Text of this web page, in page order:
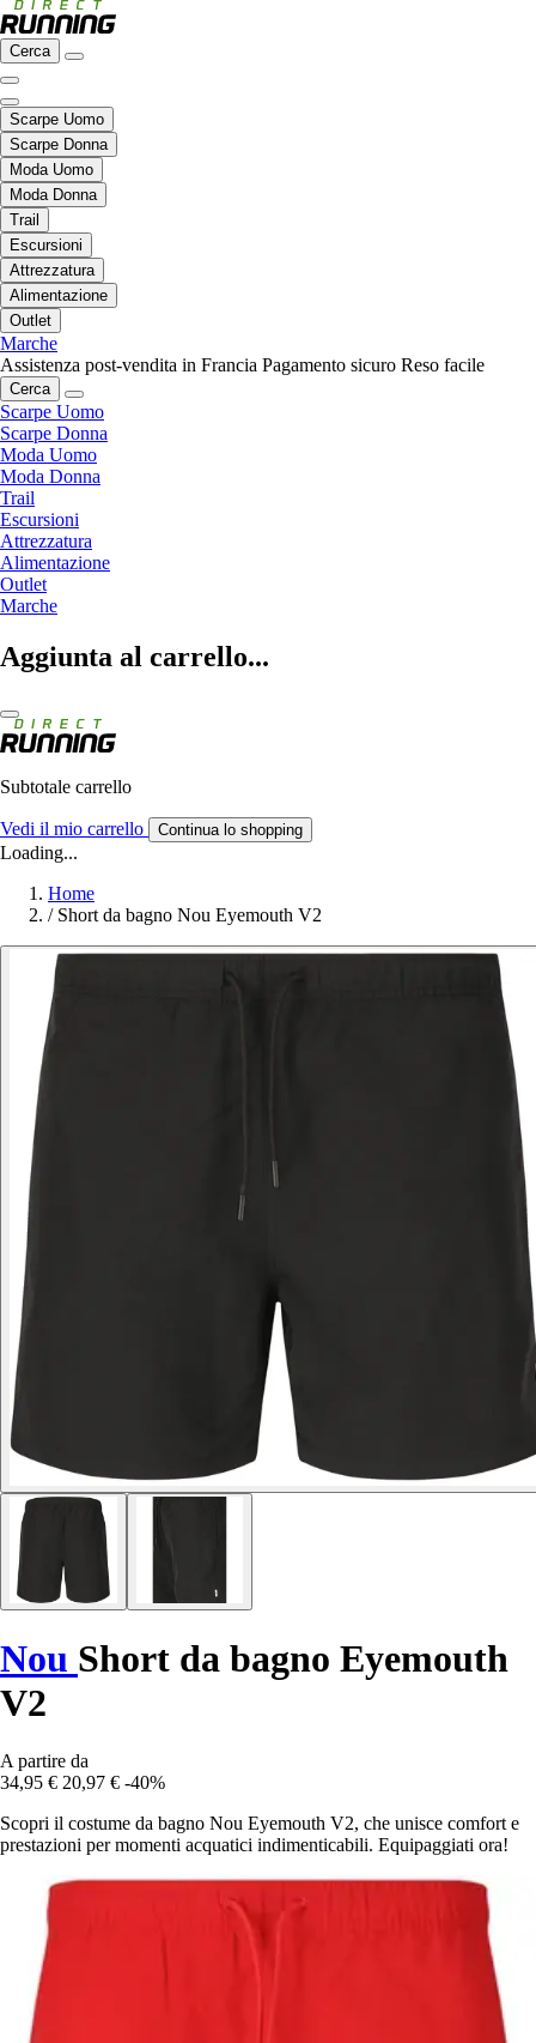
Cerca
Scarpe Uomo
Scarpe Donna
Moda Uomo
Moda Donna
Trail
Escursioni
Attrezzatura
Alimentazione
Outlet
Marche
Assistenza post-vendita in Francia Pagamento sicuro Reso facile
Cerca
Scarpe Uomo
Scarpe Donna
Moda Uomo
Moda Donna
Trail
Escursioni
Attrezzatura
Alimentazione
Outlet
Marche
Aggiunta al carrello...
Subtotale carrello
Vedi il mio carrello Continua lo shopping
Loading...
Home
/ Short da bagno Nou Eyemouth V2
Nou Short da bagno Eyemouth
V2
A partire da
34,95 € 20,97 € -40%
Scopri il costume da bagno Nou Eyemouth V2, che unisce comfort e
prestazioni per momenti acquatici indimenticabili. Equipaggiati ora!